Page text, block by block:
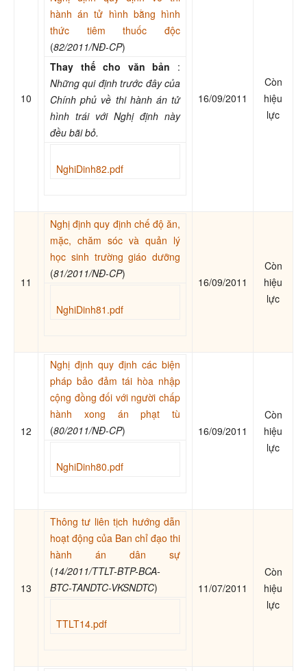
10
hành án tử hình bằng hình
thức tiêm thuốc độc
(82/2011/NĐ-CP)
Thay thế cho văn bản :
Những qui định trước đây của
Chính phủ về thi hành án tử
hình trái với Nghị định này
đều bãi bỏ.
NghiDinh82.pdf
16/09/2011
Còn
hiệu
lực
11
Nghị định quy định chế độ ăn,
mặc, chăm sóc và quản lý
học sinh trường giáo dưỡng
(81/2011/NĐ-CP)
NghiDinh81.pdf
16/09/2011
Còn
hiệu
lực
12
Nghị định quy định các biện
pháp bảo đảm tái hòa nhập
cộng đồng đối với người chấp
hành xong án phạt tù
(80/2011/NĐ-CP)
NghiDinh80.pdf
16/09/2011
Còn
hiệu
lực
13
Thông tư liên tịch hướng dẫn
hoạt động của Ban chỉ đạo thi
hành án dân sự
(14/2011/TTLT-BTP-BCA-
BTC-TANDTC-VKSNDTC)
TTLT14.pdf
11/07/2011
Còn
hiệu
lực